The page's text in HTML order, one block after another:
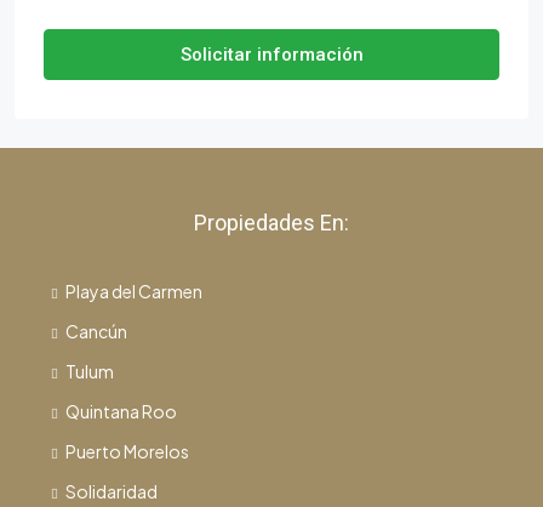
Solicitar información
Propiedades En:
Playa del Carmen
Cancún
Tulum
Quintana Roo
Puerto Morelos
Solidaridad